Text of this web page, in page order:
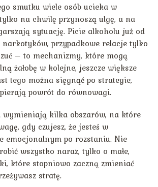
smutku wiele osób ucieka w
na chwilę przynoszą ulgę, a na
sytuację. Picie alkoholu już od
przypadkowe relacje tylko
– to mechanizmy, które mogą
żałobę w kolejne, jeszcze większe
tego można sięgnąć po strategie,
powrót do równowagi.
wymieniają kilka obszarów, na które
gdy czujesz, że jesteś w
emocjonalnym po rozstaniu. Nie
wszystko naraz, tylko o małe,
które stopniowo zaczną zmieniać
stratę.